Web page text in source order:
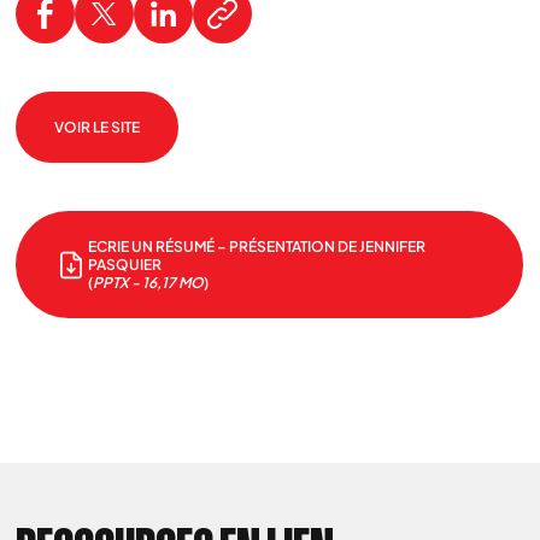
VOIR LE SITE
ECRIE UN RÉSUMÉ – PRÉSENTATION DE JENNIFER
PASQUIER
(PPTX - 16,17 MO)